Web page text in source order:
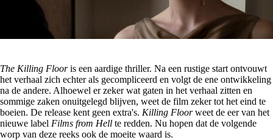
The Killing Flooris een aardige thriller. Na een rustige start ontvouwt
het verhaal zich echter als gecompliceerd en volgt de ene ontwikkeling
na de andere. Alhoewel er zeker wat gaten in het verhaal zitten en
sommige zaken onuitgelegd blijven, weet de film zeker tot het eind te
boeien. De release kent geen extra's. Killing Floorweet de eer van het
nieuwe label Films from Hell te redden. Nu hopen dat de volgende
worp van deze reeks ook de moeite waard is.